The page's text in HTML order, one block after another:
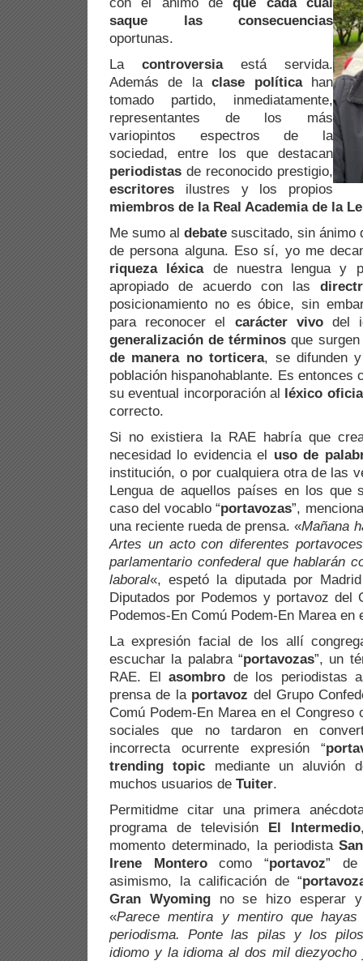
saque las consecuencias
oportunas.
La controversiaestá servida.
Además de laclase políticahan
tomado partido, inmediatamente,
representantes de los más
variopintos espectros de la
sociedad, entre los que destacan
periodistas de reconocido prestigio,
escritores ilustres y los propios
miembros de la Real Academia de la
Me sumo al debate suscitado, sin ánimo
de persona alguna. Eso sí, yo me
riqueza léxicade nuestra lengua y
apropiado de acuerdo con las
posicionamiento no es óbice, sin
para reconocer el carácter vivodel
generalización de términos que
de manera no torticera, se difunden
población hispanohablante. Es entonces
su eventual incorporación al léxico
correcto.
Si no existiera la RAE habría que
necesidad lo evidencia el uso de
institución, o por cualquiera otra de las
Lengua de aquellos países en los
caso del vocablo “portavozas”,
una reciente rueda de prensa. «Mañana
Artes un acto con diferentes
parlamentario confederal que hablarán
laboral«, espetó la diputada por
Diputados por Podemos y portavoz del
Podemos-En Comú Podem-En Marea en
La expresión facial de los allí
escuchar la palabra “portavozas”, un
RAE. El asombro de los periodistas
prensa de la portavoz del Grupo
Comú Podem-En Marea en el
sociales que no tardaron en
incorrecta ocurrente expresión “
trending topic mediante un aluvión
muchos usuarios de Tuiter.
Permitidme citar una primera
programa de televisión El Intermedio
momento determinado, la periodista
Irene Monterocomo “portavoz” de
asimismo, la calificación de “
Gran Wyomingno se hizo esperar y
«Parece mentira y mentiro que hayas
periodisma. Ponte las pilas y los
idiomo y la idioma al dos mil